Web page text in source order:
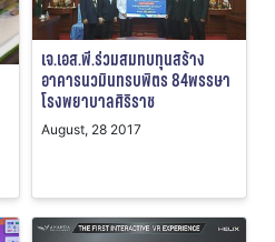
เจ.เอส.พี.ร่วมสมทบทุนสร้าง
อาคารนวมินทรบพิตร 84พรรษา
โรงพยาบาลศิริราช
August, 28 2017